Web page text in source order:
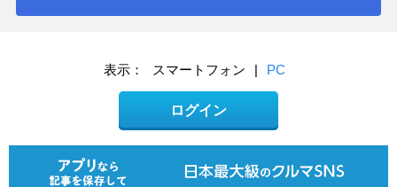
表示： スマートフォン | PC
ログイン